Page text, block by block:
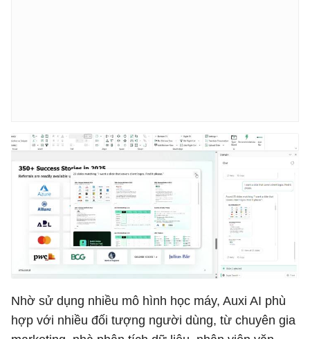
Nhờ sử dụng nhiều mô hình học máy, Auxi AI phù
hợp với nhiều đối tượng người dùng, từ chuyên gia